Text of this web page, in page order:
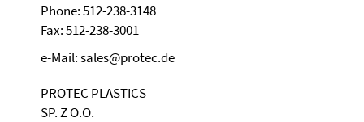
Phone: 512-238-3148
Fax: 512-238-3001
e-Mail: sales@protec.de
PROTEC PLASTICS
SP. Z O.O.